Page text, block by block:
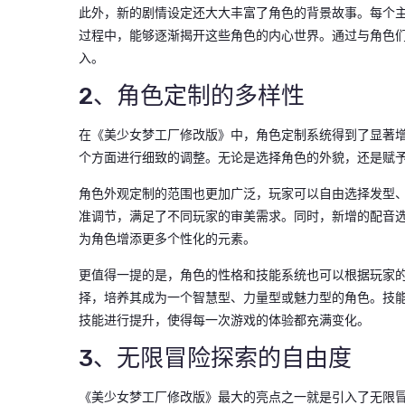
此外，新的剧情设定还大大丰富了角色的背景故事。每
过程中，能够逐渐揭开这些角色的内心世界。通过与角
入。
2、角色定制的多样性
在《美少女梦工厂修改版》中，角色定制系统得到了显
个方面进行细致的调整。无论是选择角色的外貌，还是
角色外观定制的范围也更加广泛，玩家可以自由选择发
准调节，满足了不同玩家的审美需求。同时，新增的配
为角色增添更多个性化的元素。
更值得一提的是，角色的性格和技能系统也可以根据玩
择，培养其成为一个智慧型、力量型或魅力型的角色。
技能进行提升，使得每一次游戏的体验都充满变化。
3、无限冒险探索的自由度
《美少女梦工厂修改版》最大的亮点之一就是引入了无